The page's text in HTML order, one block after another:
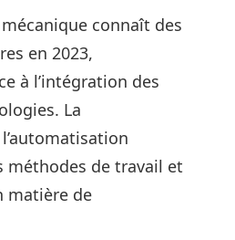
connaît des
en 2023,
à l’intégration des
La
méthodes de travail et
matière de